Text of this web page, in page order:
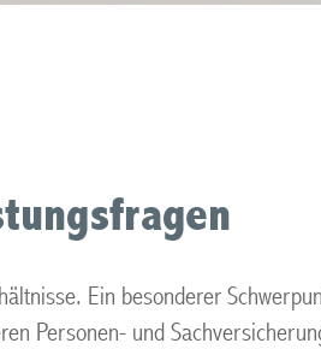
Ein besonderer
Personen- und